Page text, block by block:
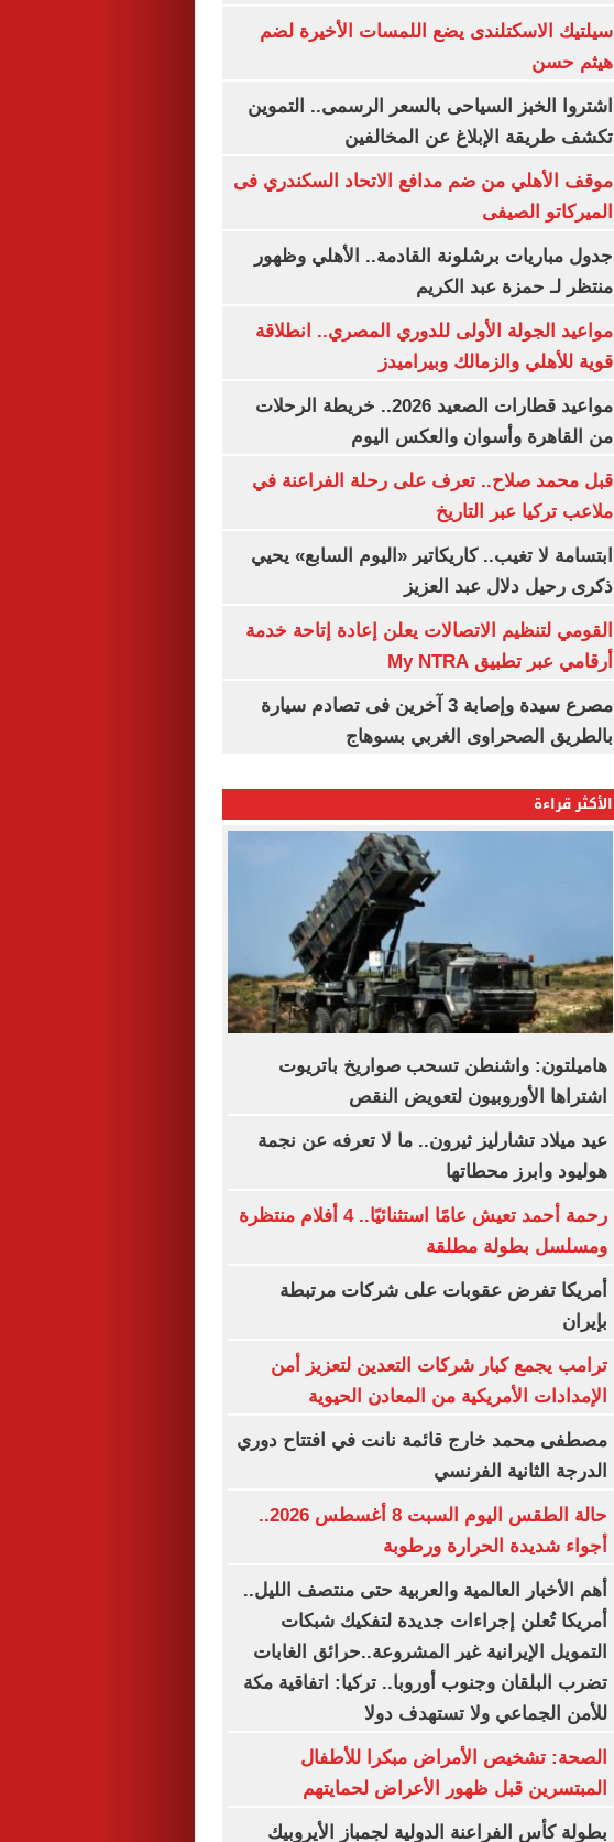
سيلتيك الاسكتلندى يضع اللمسات الأخيرة لضم
هيثم حسن
اشتروا الخبز السياحى بالسعر الرسمى.. التموين
تكشف طريقة الإبلاغ عن المخالفين
موقف الأهلي من ضم مدافع الاتحاد السكندري فى
الميركاتو الصيفى
جدول مباريات برشلونة القادمة.. الأهلي وظهور
منتظر لـ حمزة عبد الكريم
مواعيد الجولة الأولى للدوري المصري.. انطلاقة
قوية للأهلي والزمالك وبيراميدز
مواعيد قطارات الصعيد 2026.. خريطة الرحلات
من القاهرة وأسوان والعكس اليوم
قبل محمد صلاح.. تعرف على رحلة الفراعنة في
ملاعب تركيا عبر التاريخ
ابتسامة لا تغيب.. كاريكاتير «اليوم السابع» يحيي
ذكرى رحيل دلال عبد العزيز
القومي لتنظيم الاتصالات يعلن إعادة إتاحة خدمة
أرقامي عبر تطبيق My NTRA
مصرع سيدة وإصابة 3 آخرين فى تصادم سيارة
بالطريق الصحراوى الغربي بسوهاج
الأكثر قراءة
هاميلتون: واشنطن تسحب صواريخ باتريوت
اشتراها الأوروبيون لتعويض النقص
عيد ميلاد تشارليز ثيرون.. ما لا تعرفه عن نجمة
هوليود وابرز محطاتها
رحمة أحمد تعيش عامًا استثنائيًا.. 4 أفلام منتظرة
ومسلسل بطولة مطلقة
أمريكا تفرض عقوبات على شركات مرتبطة
بإيران
ترامب يجمع كبار شركات التعدين لتعزيز أمن
الإمدادات الأمريكية من المعادن الحيوية
مصطفى محمد خارج قائمة نانت في افتتاح دوري
الدرجة الثانية الفرنسي
حالة الطقس اليوم السبت 8 أغسطس 2026..
أجواء شديدة الحرارة ورطوبة
أهم الأخبار العالمية والعربية حتى منتصف الليل..
أمريكا تُعلن إجراءات جديدة لتفكيك شبكات
التمويل الإيرانية غير المشروعة..حرائق الغابات
تضرب البلقان وجنوب أوروبا.. تركيا: اتفاقية مكة
للأمن الجماعي ولا تستهدف دولا
الصحة: تشخيص الأمراض مبكرا للأطفال
المبتسرين قبل ظهور الأعراض لحمايتهم
بطولة كأس الفراعنة الدولية لجمباز الأيروبيك